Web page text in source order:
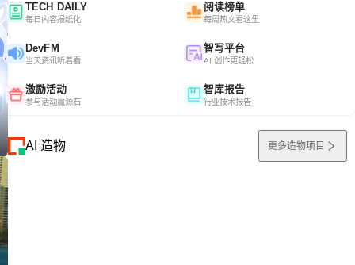
TECH DAILY
每日内容报纸化
阅读榜单
每周热文看这里
DevFM
当天资讯听着看
智写平台
AI 创作更轻松
激励活动
参与活动赢源石
智库报告
行业技术报告
AI 造物 更多造物项目